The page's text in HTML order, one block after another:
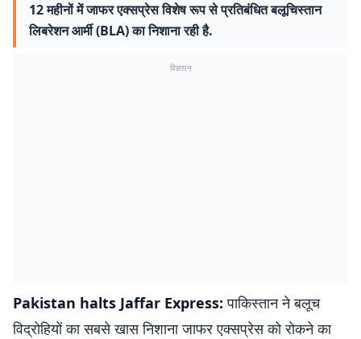
12 महीनों में जाफर एक्सप्रेस विशेष रूप से प्रतिबंधित बलूचिस्तान
लिबरेशन आर्मी (BLA) का निशाना रही है.
विज्ञापन
Pakistan halts Jaffar Express:पाकिस्तान ने बलूच
विद्रोहियों का सबसे खास निशाना जाफर एक्सप्रेस को रोकने का